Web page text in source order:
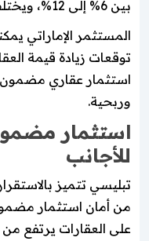
بين 6% إلى 12%، ويختلف حسب الموقع وحجم العقار.
المستثمر الإماراتي
توقعات زيادة قيمة
استثمار عقاري مضمون
وربحية.
استثمار
للأجانب
تبليسي تتميز
من أمان استثمار
على العقارات يرتفع من